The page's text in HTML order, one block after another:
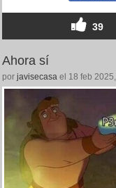
39
Ahora sí
por javisecasa el 18 feb